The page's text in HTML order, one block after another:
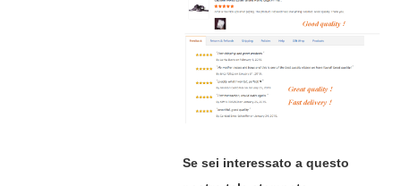
Se sei interessato a questo